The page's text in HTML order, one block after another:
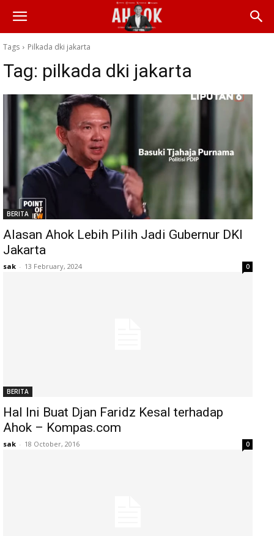
Tags Pilkada dki jakarta
Tag: pilkada dki jakarta
BERITA
Alasan Ahok Lebih Pilih Jadi Gubernur DKI
Jakarta
sak - 13 February, 2024 0
BERITA
Hal Ini Buat Djan Faridz Kesal terhadap
Ahok – Kompas.com
sak - 18 October, 2016 0